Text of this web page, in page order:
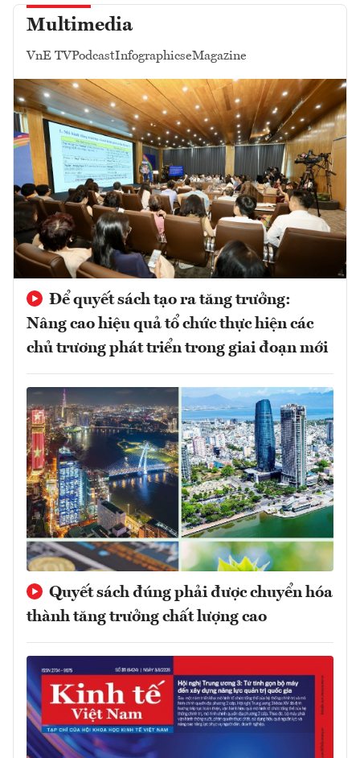
Multimedia
VnE TVPodcastInfographicseMagazine
Để quyết sách tạo ra tăng trưởng:
Nâng cao hiệu quả tổ chức thực hiện các
chủ trương phát triển trong giai đoạn mới
Quyết sách đúng phải được chuyển hóa
thành tăng trưởng chất lượng cao